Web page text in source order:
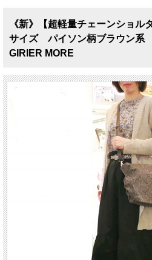
《新》【超軽量チェーンショ
サイズ パイソン柄ブラウン
GIRIER MORE